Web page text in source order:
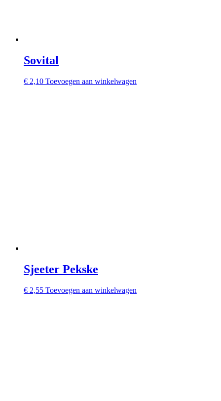
Sovital
€ 2,10 Toevoegen aan winkelwagen
Sjeeter Pekske
€ 2,55 Toevoegen aan winkelwagen